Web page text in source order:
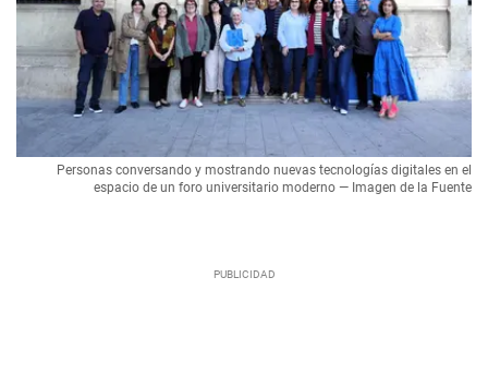
Personas conversando y mostrando nuevas tecnologías digitales en el
espacio de un foro universitario moderno — Imagen de la Fuente